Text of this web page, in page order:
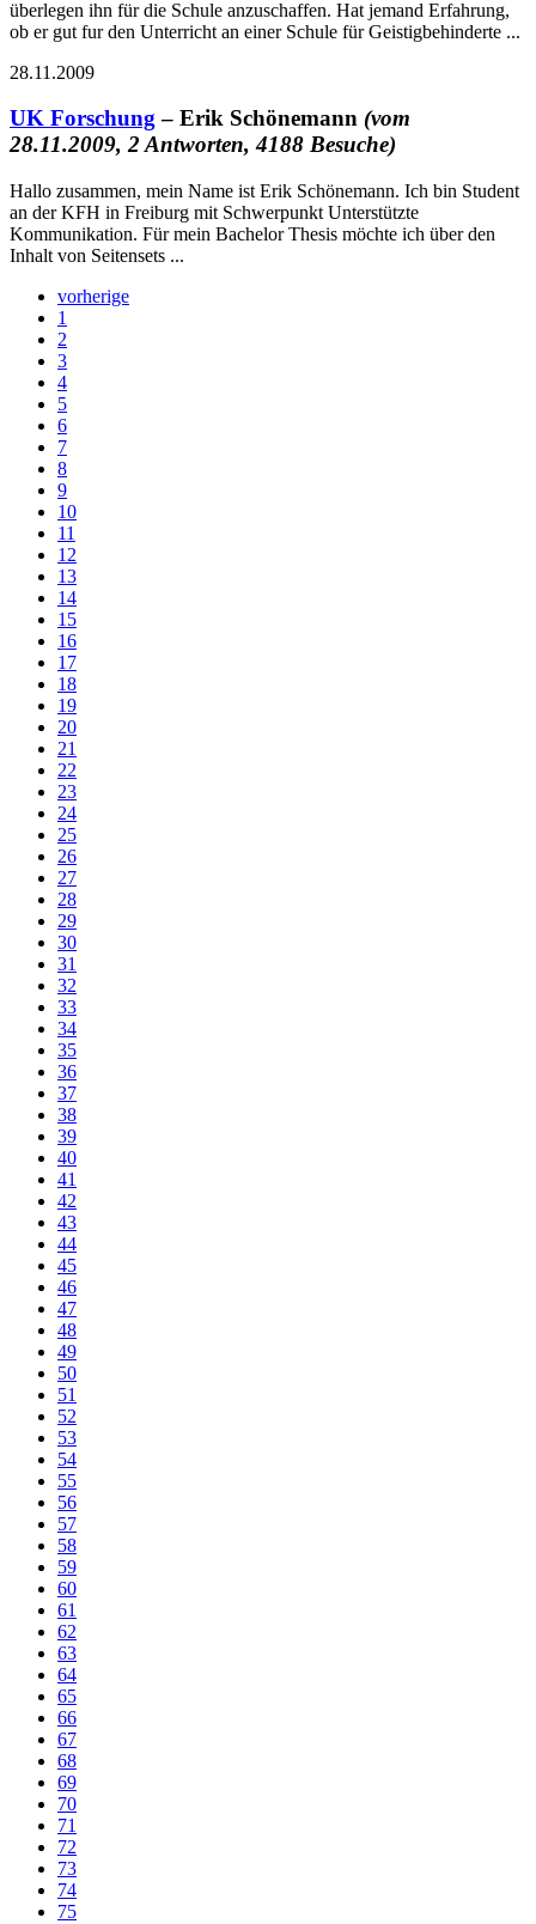
überlegen ihn für die Schule anzuschaffen. Hat jemand Erfahrung,
ob er gut fur den Unterricht an einer Schule für Geistigbehinderte ...
28.11.2009
UK Forschung– Erik Schönemann (vom
28.11.2009, 2 Antworten, 4188 Besuche)
Hallo zusammen, mein Name ist Erik Schönemann. Ich bin Student
an der KFH in Freiburg mit Schwerpunkt Unterstützte
Kommunikation. Für mein Bachelor Thesis möchte ich über den
Inhalt von Seitensets ...
vorherige
1
2
3
4
5
6
7
8
9
10
11
12
13
14
15
16
17
18
19
20
21
22
23
24
25
26
27
28
29
30
31
32
33
34
35
36
37
38
39
40
41
42
43
44
45
46
47
48
49
50
51
52
53
54
55
56
57
58
59
60
61
62
63
64
65
66
67
68
69
70
71
72
73
74
75